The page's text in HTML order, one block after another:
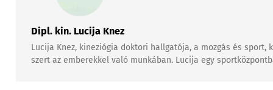
Dipl. kin. Lucija Knez
Lucija Knez, kineziógia doktori hallgatója, a mozgás és
szert az emberekkel való munkában. Lucija egy